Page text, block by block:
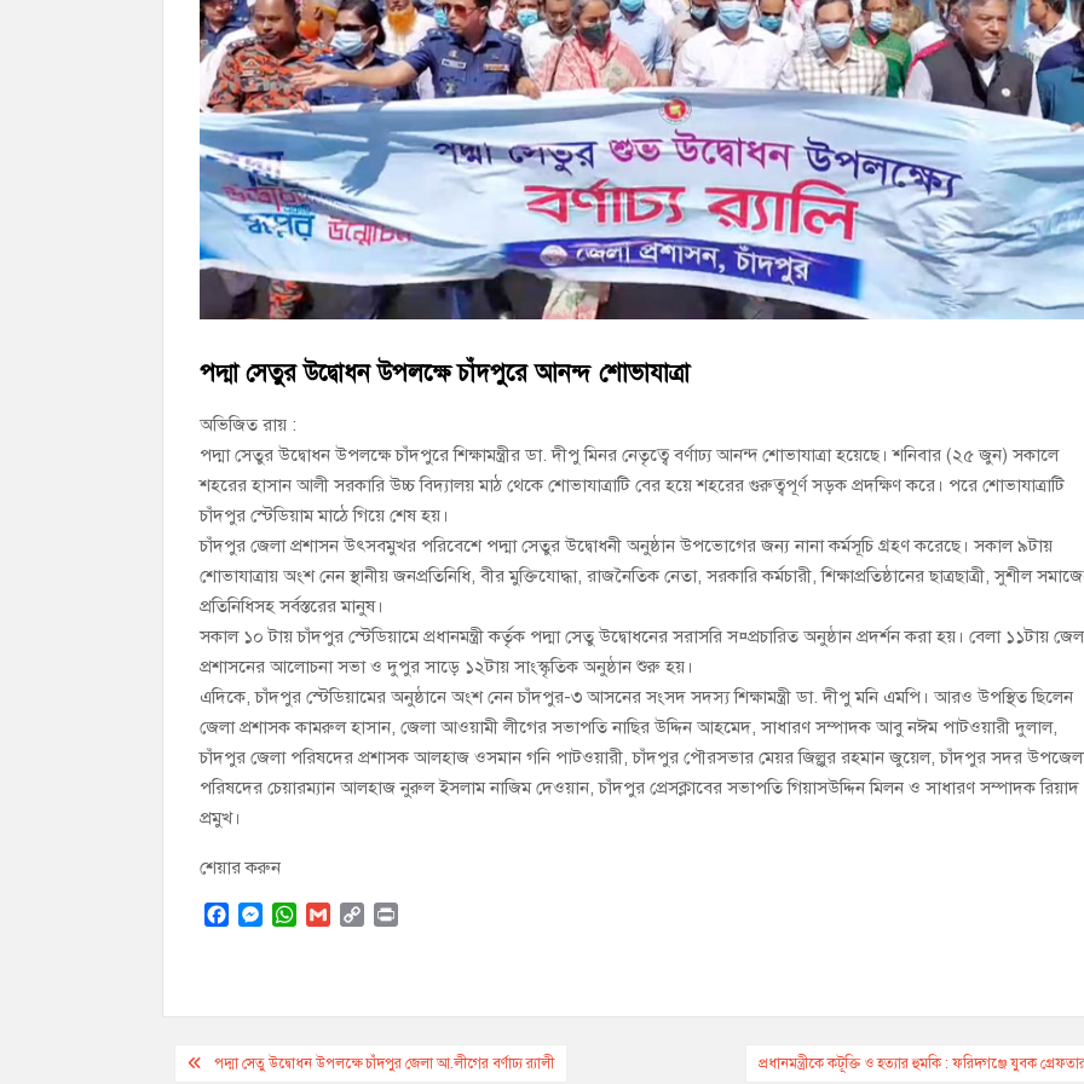
হাইমচরের হালিম চত্বরের দোকান উচ্ছেদ, ১০ হাজার টাকা জরিমানা
মঞ্চে নয়, নেতাকর্মীদের সারিতে বসে মতবিনিময় করলেন শিক্ষামন্ত্রী আ,ন,ম এহসানুল হক মিলন
চাঁদপুর জেলা বিএনপির সিনিয়র সহ-সভাপতি মাহবুব আনোয়ার বাবলুর মৃত্যুতে স্মরণ সভা ও দোয়া মাহফিল
পদ্মা সেতুর উদ্বোধন উপলক্ষে চাঁদপুরে আনন্দ শোভাযাত্রা
অভিজিত রায় :
পদ্মা সেতুর উদ্বোধন উপলক্ষে চাঁদপুরে শিক্ষামন্ত্রীর ডা. দীপু মিনর নেতৃত্বে বর্ণাঢ্য আনন্দ শোভাযাত্রা হয়েছে। শনিবার (২৫ জুন) সকালে
শহরের হাসান আলী সরকারি উচ্চ বিদ্যালয় মাঠ থেকে শোভাযাত্রাটি বের হয়ে শহরের গুরুত্বপূর্ণ সড়ক প্রদক্ষিণ করে। পরে শোভাযাত্রাটি
চাঁদপুর স্টেডিয়াম মাঠে গিয়ে শেষ হয়।
চাঁদপুর জেলা প্রশাসন উৎসবমুখর পরিবেশে পদ্মা সেতুর উদ্বোধনী অনুষ্ঠান উপভোগের জন্য নানা কর্মসূচি গ্রহণ করেছে। সকাল ৯টায়
শোভাযাত্রায় অংশ নেন স্থানীয় জনপ্রতিনিধি, বীর মুক্তিযোদ্ধা, রাজনৈতিক নেতা, সরকারি কর্মচারী, শিক্ষাপ্রতিষ্ঠানের ছাত্রছাত্রী, সুশীল
প্রতিনিধিসহ সর্বস্তরের মানুষ।
সকাল ১০ টায় চাঁদপুর স্টেডিয়ামে প্রধানমন্ত্রী কর্তৃক পদ্মা সেতু উদ্বোধনের সরাসরি স¤প্রচারিত অনুষ্ঠান প্রদর্শন করা হয়। বেলা ১১টায়
প্রশাসনের আলোচনা সভা ও দুপুর সাড়ে ১২টায় সাংস্কৃতিক অনুষ্ঠান শুরু হয়।
এদিকে, চাঁদপুর স্টেডিয়ামের অনুষ্ঠানে অংশ নেন চাঁদপুর-৩ আসনের সংসদ সদস্য শিক্ষামন্ত্রী ডা. দীপু মনি এমপি। আরও উপস্থিত ছিলেন
জেলা প্রশাসক কামরুল হাসান, জেলা আওয়ামী লীগের সভাপতি নাছির উদ্দিন আহমেদ, সাধারণ সম্পাদক আবু নঈম পাটওয়ারী দুলাল,
চাঁদপুর জেলা পরিষদের প্রশাসক আলহাজ ওসমান গনি পাটওয়ারী, চাঁদপুর পৌরসভার মেয়র জিল্লুর রহমান জুয়েল, চাঁদপুর সদর
পরিষদের চেয়ারম্যান আলহাজ নুরুল ইসলাম নাজিম দেওয়ান, চাঁদপুর প্রেসক্লাবের সভাপতি গিয়াসউদ্দিন মিলন ও সাধারণ সম্পাদক রিয়াদ
প্রমুখ।
শেয়ার করুন
b
o
M
e
g
W
s
p
G
l
C
L
n
t
Postপদ্মা সেতু উদ্বোধন উপলক্ষে চাঁদপুর জেলা আ.লীগের বর্ণাঢ্য র‌্যালী প্রধানমন্ত্রীকে কটূক্তি ও হত্যার হুমকি : ফরিদগঞ্জে যুবক